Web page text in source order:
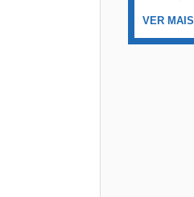
VER MAIS